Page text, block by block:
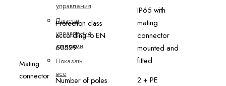
управления
Панели
управления
станками
Показать
все
Mating
connector
Protection class
according to EN
60529
IP65 with
mating
connector
mounted and
fitted
Number of poles 2 + PE